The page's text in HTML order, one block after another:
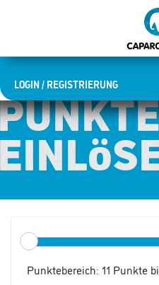
LOGIN / REGISTRIERUNG
Punktebereich: 11 Punkte